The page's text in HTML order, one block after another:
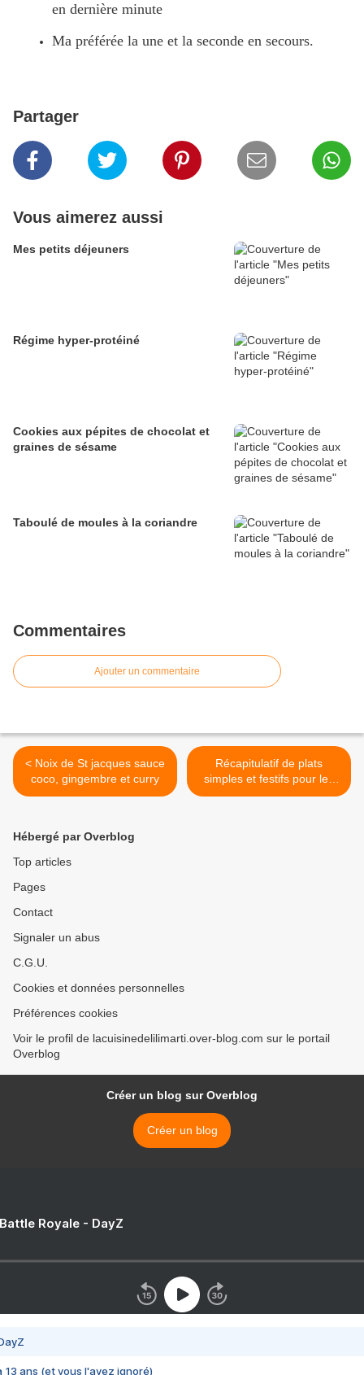
en dernière minute
Ma préférée la une et la seconde en secours.
Partager
Vous aimerez aussi
Mes petits déjeuners
Régime hyper-protéiné
Cookies aux pépites de chocolat et
graines de sésame
Taboulé de moules à la coriandre
Commentaires
Ajouter un commentaire
< Noix de St jacques sauce
coco, gingembre et curry
Récapitulatif de plats
simples et festifs pour les
fêtes >
Hébergé par Overblog
Top articles
Pages
Contact
Signaler un abus
C.G.U.
Cookies et données personnelles
Préférences cookies
Voir le profil de lacuisinedelilimarti.over-blog.com sur le portail
Overblog
Créer un blog sur Overblog
Créer un blog
Royale - DayZ
13 ans (et vous l'avez ignoré)